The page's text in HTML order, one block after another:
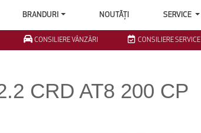
BRANDURI NOUTĂȚI SERVICE
CONSILIERE VÂNZĂRI CONSILIERE SERVICE
CRD AT8 200 CP